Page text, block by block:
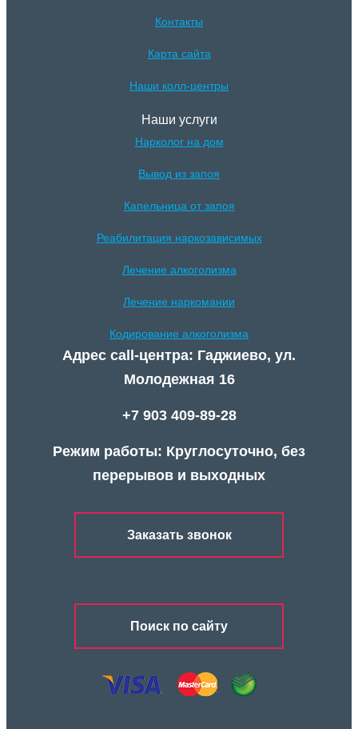
Контакты
Карта сайта
Наши колл-центры
Наши услуги
Нарколог на дом
Вывод из запоя
Капельница от запоя
Реабилитация наркозависимых
Лечение алкоголизма
Лечение наркомании
Кодирование алкоголизма
Адрес call-центра: Гаджиево, ул.
Молодежная 16
+7 903 409-89-28
Режим работы: Круглосуточно, без
перерывов и выходных
Заказать звонок
Поиск по сайту